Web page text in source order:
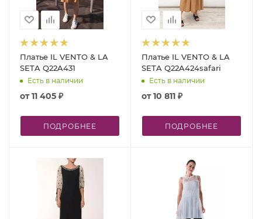
Платье IL VENTO & LA
SETA Q22A431
Есть в наличии
от11 405 ₽
ПОДРОБНЕЕ
Платье IL VENTO & LA
SETA Q22A424safari
Есть в наличии
от10 811 ₽
ПОДРОБНЕЕ